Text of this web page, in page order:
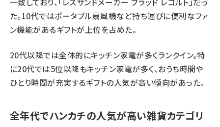
た。10代ではポータブル扇風機など持ち運びに便利なファ
ン機能があるギフトが上位を占めた。
20代以降では全体的にキッチン家電が多くランクイン。特
に20代では5位以降もキッチン家電が多く、おうち時間や
ひとり時間が充実するギフトの人気が高い傾向があった。
全年代でハンカチの人気が高い雑貨カテゴリ